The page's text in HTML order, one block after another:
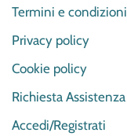
Termini e condizioni
Privacy policy
Cookie policy
Richiesta Assistenza
Accedi/Registrati